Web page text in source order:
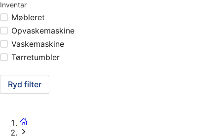
Inventar
Møbleret
Opvaskemaskine
Vaskemaskine
Tørretumbler
Ryd filter